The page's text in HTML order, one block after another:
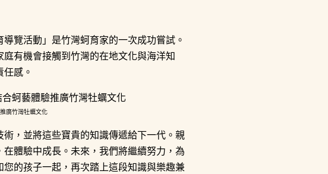
覽活動」是竹灣蚵育家的一次成功嘗試。
有機會接觸到竹灣的在地文化與海洋知
感。
廣竹灣牡蠣文化
，並將這些寶貴的知識傳遞給下一代。親
體驗中成長。未來，我們將繼續努力，為
的孩子一起，再次踏上這段知識與樂趣兼